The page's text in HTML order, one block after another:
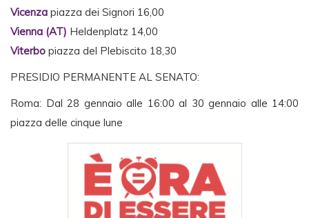
Vicenza piazza dei Signori 16,00
Vienna (AT) Heldenplatz 14,00
Viterbo piazza del Plebiscito 18,30
PRESIDIO PERMANENTE AL SENATO:
Roma: Dal 28 gennaio alle 16:00 al 30 gennaio alle 14:00
piazza delle cinque lune